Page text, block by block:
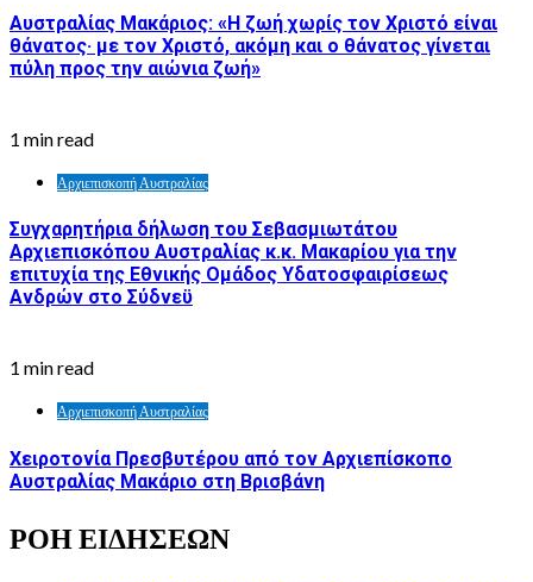
Αυστραλίας Μακάριος: «Η ζωή χωρίς τον Χριστό είναι
θάνατος· με τον Χριστό, ακόμη και ο θάνατος γίνεται
πύλη προς την αιώνια ζωή»
1 min read
Αρχιεπισκοπή Αυστραλίας
Συγχαρητήρια δήλωση του Σεβασμιωτάτου
Αρχιεπισκόπου Αυστραλίας κ.κ. Μακαρίου για την
επιτυχία της Εθνικής Ομάδος Υδατοσφαιρίσεως
Ανδρών στο Σύδνεϋ
1 min read
Αρχιεπισκοπή Αυστραλίας
Χειροτονία Πρεσβυτέρου από τον Αρχιεπίσκοπο
Αυστραλίας Μακάριο στη Βρισβάνη
ΡΟΗ ΕΙΔΗΣΕΩΝ